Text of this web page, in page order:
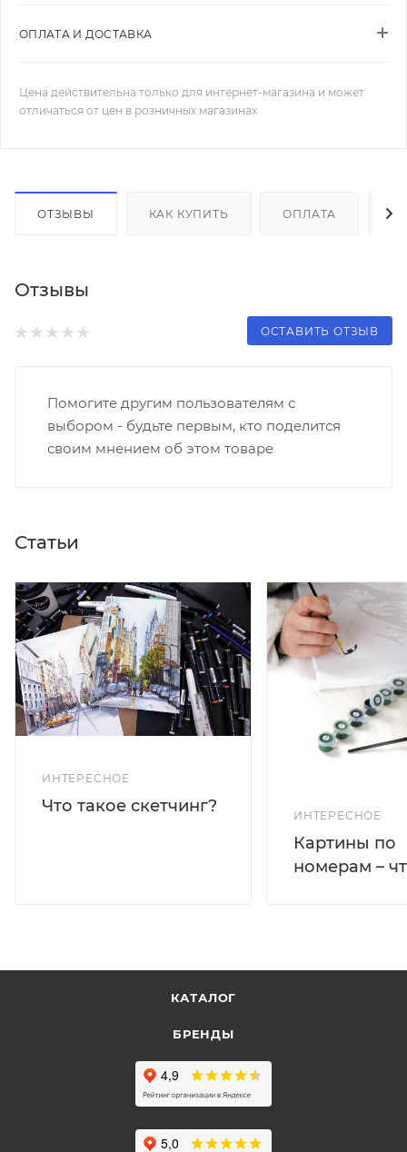
ОПЛАТА И ДОСТАВКА
Цена действительна только для интернет-магазина и может
отличаться от цен в розничных магазинах
ОТЗЫВЫ КАК КУПИТЬ ОПЛАТА
Отзывы
ОСТАВИТЬ ОТЗЫВ
Помогите другим пользователям с
выбором - будьте первым, кто поделится
своим мнением об этом товаре
Статьи
ИНТЕРЕСНОЕ
Что такое скетчинг?
ИНТЕРЕСНОЕ
Картины по
номерам –
КАТАЛОГ
БРЕНДЫ